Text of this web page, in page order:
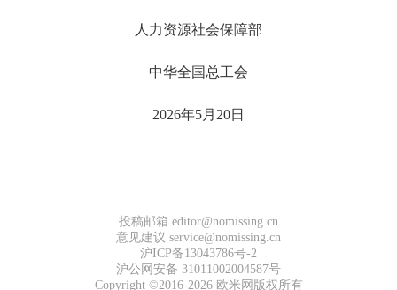
人力资源社会保障部
中华全国总工会
2026年5月20日
投稿邮箱 editor@nomissing.cn
意见建议 service@nomissing.cn
沪ICP备13043786号-2
沪公网安备 31011002004587号
Copyright ©2016-2026 欧米网版权所有